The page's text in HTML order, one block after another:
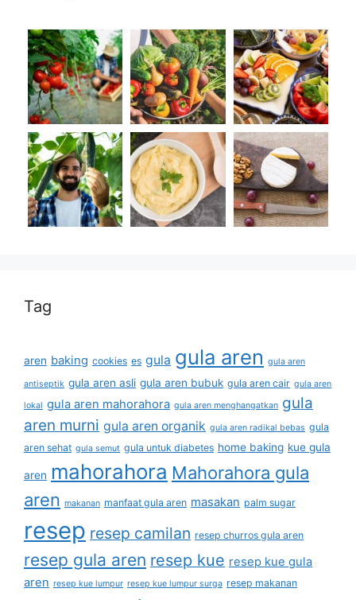
Tag
aren baking cookies es gula gula aren gula aren
antiseptik gula aren asli gula aren bubuk gula aren cair gula aren
lokal gula aren mahorahora gula aren menghangatkan gula
aren murni gula aren organik gula aren radikal bebas gula
aren sehat gula semut gula untuk diabetes home baking kue gula
aren mahorahora Mahorahora gula
aren makanan manfaat gula aren masakan palm sugar
resep resep camilan resep churros gula aren
resep gula aren resep kue resep kue gula
aren resep kue lumpur resep kue lumpur surga resep makanan